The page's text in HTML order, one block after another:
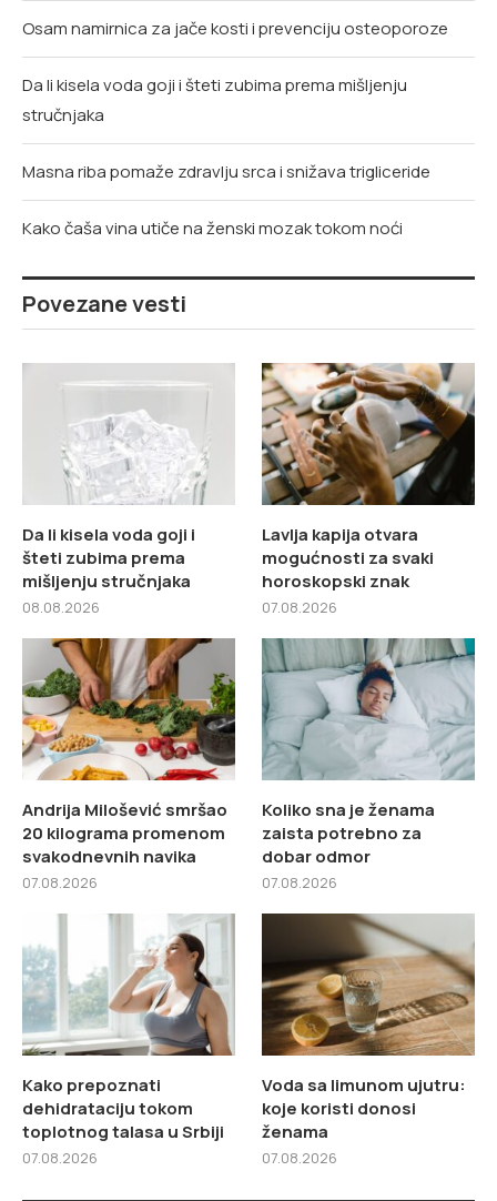
Osam namirnica za jače kosti i prevenciju osteoporoze
Da li kisela voda goji i šteti zubima prema mišljenju
stručnjaka
Masna riba pomaže zdravlju srca i snižava trigliceride
Kako čaša vina utiče na ženski mozak tokom noći
Povezane vesti
Da li kisela voda goji i
šteti zubima prema
mišljenju stručnjaka
08.08.2026
Lavlja kapija otvara
mogućnosti za svaki
horoskopski znak
07.08.2026
Andrija Milošević smršao
20 kilograma promenom
svakodnevnih navika
07.08.2026
Koliko sna je ženama
zaista potrebno za
dobar odmor
07.08.2026
Kako prepoznati
dehidrataciju tokom
toplotnog talasa u Srbiji
07.08.2026
Voda sa limunom ujutru:
koje koristi donosi
ženama
07.08.2026